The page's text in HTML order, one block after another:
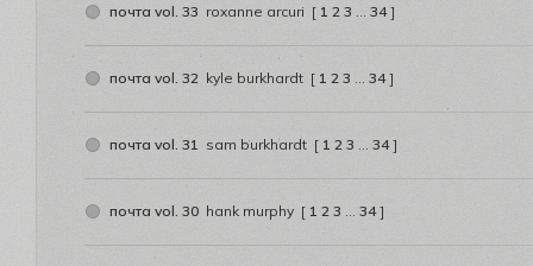
почта vol. 33 roxanne arcuri [ 1 2 3 34 ]
почта vol. 32 kyle burkhardt [ 1 2 3 34 ]
почта vol. 31 sam burkhardt [ 1 2 3 34 ]
почта vol. 30 hank murphy [ 1 2 3 34 ]